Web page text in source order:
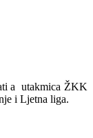
a utakmica ŽKK
i Ljetna liga.